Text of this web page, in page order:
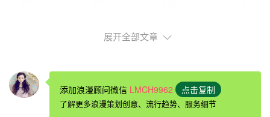
求婚需要准备什么1、求婚玫瑰
指，却一定能看到你手中捧着的一大束玫瑰。可以说，这是
让女孩儿心动的礼物，更是让路人们驻足，为你祝福的最佳
展示品。如果你的女孩不喜欢玫瑰，也可以换成其他的花
展开全部文章
添加浪漫顾问微信 LMCH9962 点击复制
了解更多浪漫策划创意、流行趋势、服务细节